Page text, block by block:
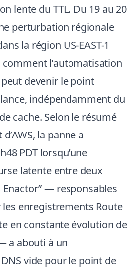
lente du TTL. Du 19 au 20
perturbation régionale
la région US-EAST-1
comment l’automatisation
devenir le point
indépendamment du
cache. Selon le résumé
, la panne a
PDT lorsqu’une
latente entre deux
Enactor” — responsables
enregistrements Route
en constante évolution de
a abouti à un
vide pour le point de